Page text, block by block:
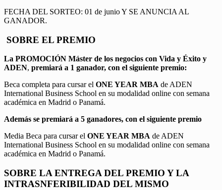
FECHA DEL SORTEO: 01 de junio Y SE ANUNCIA AL
GANADOR.
SOBRE EL PREMIO
La PROMOCIÓN Máster de los negocios con Vida y Éxito y
ADEN, premiará a 1 ganador, con el siguiente premio:
Beca completa para cursar el ONE YEAR MBA de ADEN
International Business School en su modalidad online con semana
académica en Madrid o Panamá.
Además se premiará a 5 ganadores, con el siguiente premio
Media Beca para cursar el ONE YEAR MBA de ADEN
International Business School en su modalidad online con semana
académica en Madrid o Panamá.
SOBRE LA ENTREGA DEL PREMIO Y LA
INTRASNFERIBILIDAD DEL MISMO